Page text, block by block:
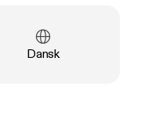
Sprog:
Dansk